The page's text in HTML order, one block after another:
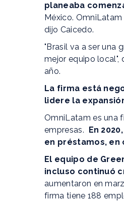
planeaba
México.
dijo Caicedo.
"Brasil va a ser una
mejor equipo local",
año.
La firma está
lidere la
OmniLatam es una
empresas. En
en préstamos, en
El equipo de
incluso continuó
aumentaron en
firma tiene 188